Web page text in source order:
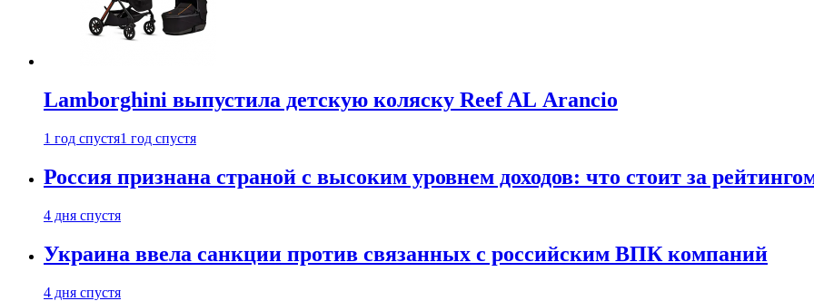
Lamborghini выпустила детскую коляску Reef AL Arancio
1 год спустя1 год спустя
Россия признана страной с высоким уровнем доходов: что стоит за
4 дня спустя
Украина ввела санкции против связанных с российским ВПК компаний
4 дня спустя